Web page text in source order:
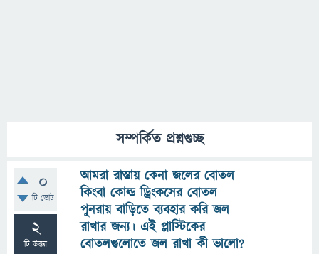
সম্পর্কিত প্রশ্নগুচ্ছ
0
টি ভোট
2
টি উত্তর
আমরা রাস্তায় কেনা জলের বোতল
কিংবা কোল্ড ড্রিংকসের বোতল
পুনরায় বাড়িতে ব্যবহার করি জল
রাখার জন্য। এই প্লাস্টিকের
বোতলগুলোতে জল রাখা কী ভালো?